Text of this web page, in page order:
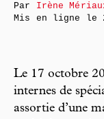
Le 17 octobre
internes de
assortie d’une
Par Irène
Mis en ligne le